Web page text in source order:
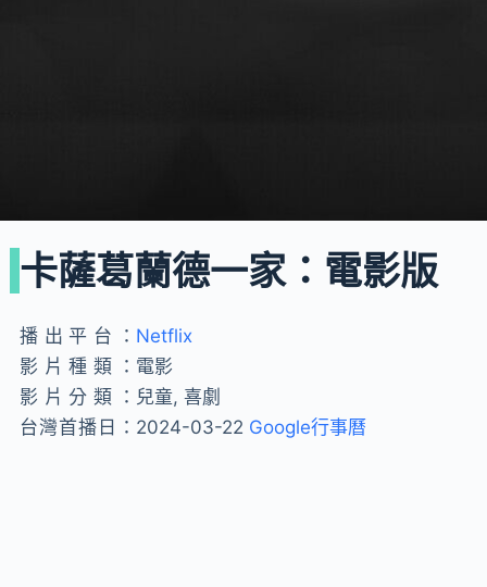
卡薩葛蘭德一家：電影版
播出平台： Netflix
影片種類： 電影
影片分類： 兒童, 喜劇
台灣首播日： 2024-03-22 Google行事曆